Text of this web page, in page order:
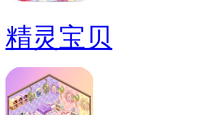
精灵宝贝